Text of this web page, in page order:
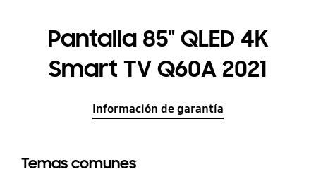
Pantalla 85" QLED 4K
Smart TV Q60A 2021
Información de garantía
Temas comunes